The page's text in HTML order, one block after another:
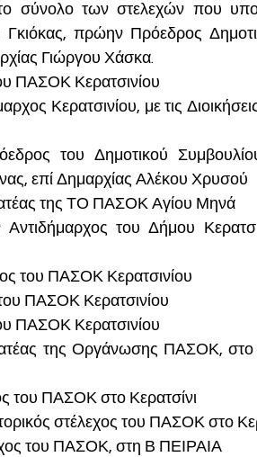
σύνολο των στελεχών που
πρώην Πρόεδρος
Γιώργου Χάσκα.
ΠΑΣΟΚ Κερατσινίου
Κερατσινίου, με τις
του Δημοτικού
επί Δημαρχίας Αλέκου Χρυσού
της ΤΟ ΠΑΣΟΚ Αγίου Μηνά
του Δήμου
του ΠΑΣΟΚ Κερατσινίου
του ΠΑΣΟΚ Κερατσινίου
ΠΑΣΟΚ Κερατσινίου
της Οργάνωσης ΠΑΣΟΚ, στο
του ΠΑΣΟΚ στο Κερατσίνι
στέλεχος του ΠΑΣΟΚ στο
του ΠΑΣΟΚ, στη Β ΠΕΙΡΑΙΑ